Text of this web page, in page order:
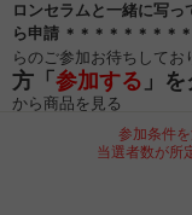
ロンセラムと一緒に写っ
ら申請 ＊＊＊＊＊＊＊＊
らのご参加お待ちしてお
方「 参加する 」
から商品を見る
参加条件
当選者数が所